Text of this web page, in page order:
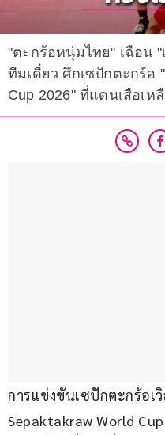
"ตะกร้อหนุ่มไทย" เฉือน
ทีมเดี่ยว ศึกเซปักตะกร้อ
Cup 2026" ที่แดนเสือเห
การแข่งขันเซปักตะกร้อเ
Sepaktakraw World